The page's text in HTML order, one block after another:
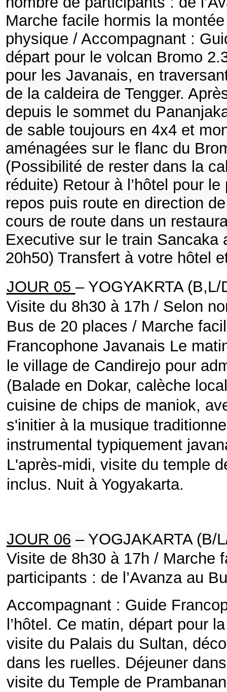
Marche facile hormis la
physique / Accompagnant :
départ pour le volcan Bromo
pour les Javanais, en
de la caldeira de Tengger.
depuis le sommet du
de sable toujours en 4x4 et
aménagées sur le flanc du
(Possibilité de rester dans la
réduite) Retour à l’hôtel pour
repos puis route en direction
cours de route dans un
Executive sur le train Sancaka
20h50) Transfert à votre hôtel
JOUR 05 – YOGYAKRTA (B,L/
Visite du 8h30 à 17h / Selon
Bus de 20 places / Marche
Francophone Javanais Le
le village de Candirejo pour
(Balade en Dokar, calèche
cuisine de chips de maniok,
s'initier à la musique
instrumental typiquement
L'après-midi, visite du temple
inclus. Nuit à Yogyakarta.
JOUR 06 – YOGJAKARTA (B/
Visite de 8h30 à 17h / Marche
participants : de l’Avanza au
Accompagnant : Guide
l’hôtel. Ce matin, départ pour
visite du Palais du Sultan,
dans les ruelles. Déjeuner
visite du Temple de